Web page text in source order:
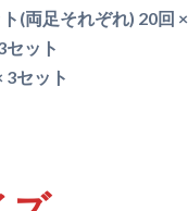
(両足それぞれ) 20回
セット
3セット